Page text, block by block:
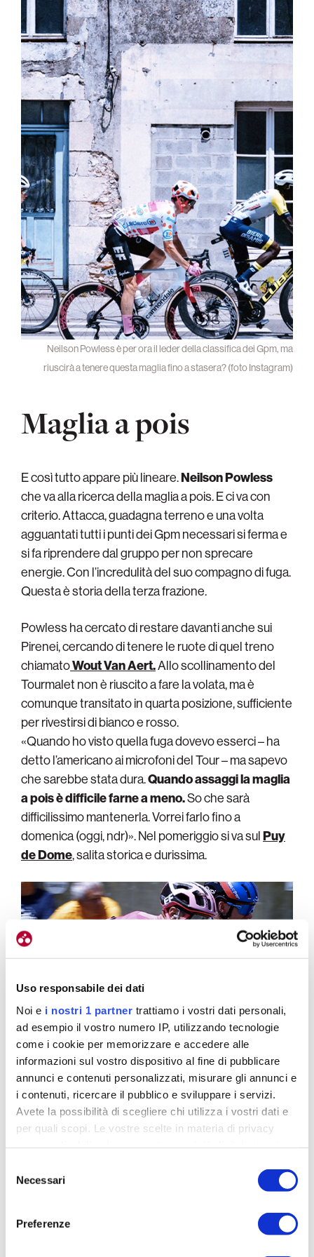
Uso responsabile dei dati
Noi e i nostri 1 partner trattiamo i vostri dati personali,
ad esempio il vostro numero IP, utilizzando tecnologie
come i cookie per memorizzare e accedere alle
informazioni sul vostro dispositivo al fine di pubblicare
annunci e contenuti personalizzati, misurare gli annunci e
i contenuti, ricercare il pubblico e sviluppare i servizi.
Avete la possibilità di scegliere chi utilizza i vostri dati e
per quali scopi. Le vostre scelte in materia di privacy
revocare il proprio consenso in qualsiasi momento dalla
Dichiarazione sui cookie o facendo clic sull'icona di
delNecessari
Preferenze
Neilson Powless è per ora il leder della classifica dei Gpm, ma
riuscirà a tenere questa maglia fino a stasera? (foto Instagram)
Maglia a pois
E così tutto appare più lineare.Neilson Powless
che va alla ricerca della maglia a pois. E ci va con
criterio. Attacca, guadagna terreno e una volta
agguantati tutti i punti dei Gpm necessari si ferma e
si fa riprendere dal gruppo per non sprecare
energie. Con l’incredulità del suo compagno di fuga.
Questa è storia della terza frazione.
Powless ha cercato di restare davanti anche sui
Pirenei, cercando di tenere le ruote di quel treno
chiamatoWout Van Aert.Allo scollinamento del
Tourmalet non è riuscito a fare la volata, ma è
comunque transitato in quarta posizione, sufficiente
per rivestirsi di bianco e rosso.
«Quando ho visto quella fuga dovevo esserci – ha
detto l’americano ai microfoni del Tour – ma sapevo
che sarebbe stata dura.Quando assaggi la maglia
a pois è difficile farne a meno.So che sarà
difficilissimo mantenerla. Vorrei farlo fino a
domenica (oggi, ndr)». Nel pomeriggio si va sulPuy
de Dome, salita storica e durissima.
Da Bettiol ci si attendono grandi cose. Il toscano sta correndo bene